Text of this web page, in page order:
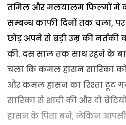
तमिल और मलयालम फिल्मों में
सम्बन्ध काफी दिनों तक चला,
छोड़ अपने से बड़ी उम्र की नर्तकी
की. दस साल तक साथ रहने के
चला कि कमल हासन सारिका को
और कमल हासन का रिश्ता टूट
सारिका से शादी की और दो
हासन के पिता बने, लेकिन